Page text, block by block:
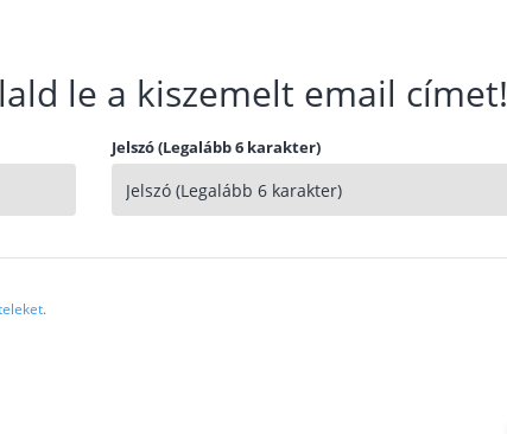
le a kiszemelt email címet!
Jelszó (Legalább 6 karakter)
.